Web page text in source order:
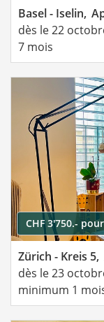
Basel - Iselin,
dès le 22
7 mois
CHF 3'750.-
Zürich - Kreis 5,
dès le 23
minimum 1